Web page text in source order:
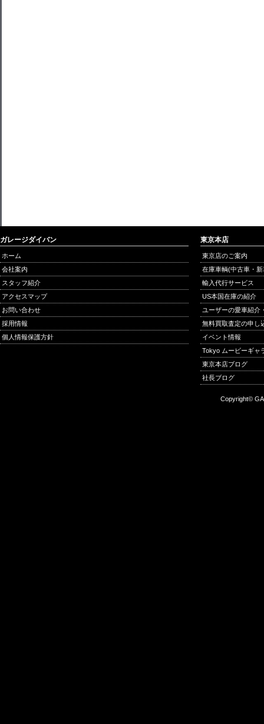
ガレージダイバン
ホーム
会社案内
スタッフ紹介
アクセスマップ
お問い合わせ
採用情報
個人情報保護方針
東京本店
東京店のご案内
在庫車輌(中古車・
輸入代行サービス
US本国在庫の紹介
ユーザーの愛車紹介
無料買取査定の申し
イベント情報
Tokyo ムービーギャ
東京本店ブログ
社長ブログ
Copyright©